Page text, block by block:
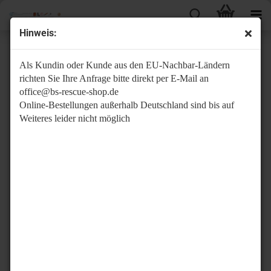
Hinweis:
Als Kundin oder Kunde aus den EU-Nachbar-Ländern
richten Sie Ihre Anfrage bitte direkt per E-Mail an
office@bs-rescue-shop.de
Online-Bestellungen außerhalb Deutschland sind bis auf
Weiteres leider nicht möglich